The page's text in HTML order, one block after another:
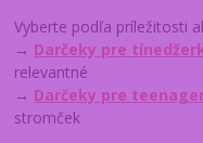
Vyberte podľa príležitosti
→ Darčeky pre
relevantné
→ Darčeky pre
stromček